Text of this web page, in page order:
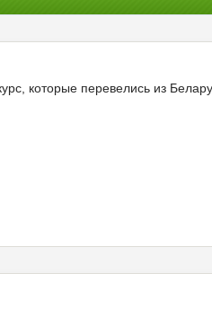
которые перевелись из